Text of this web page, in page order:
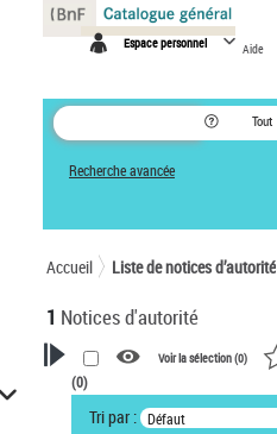
Espace personnel Aide
Tout
Recherche avancée
Accueil Liste de notices d’autorité
1 Notices d'autorité
VOTRE RECHERCHE
Voir la sélection (0)
(0)
Tri par : Défaut
Panneau de gestion des cookies